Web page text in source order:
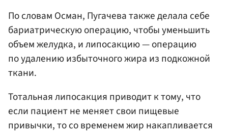
По словам Осман, Пугачева также делала себе
бариатрическую операцию, чтобы уменьшить
объем желудка, и липосакцию — операцию
по удалению избыточного жира из подкожной
ткани.
Тотальная липосакция приводит к тому, что
если пациент не меняет свои пищевые
привычки, то со временем жир накапливается